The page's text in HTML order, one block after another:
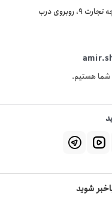
بندرعباس، بلوار ساحلی، بازار اوزیها، نبش کوچه تجارت 9، روبروی درب
شوید